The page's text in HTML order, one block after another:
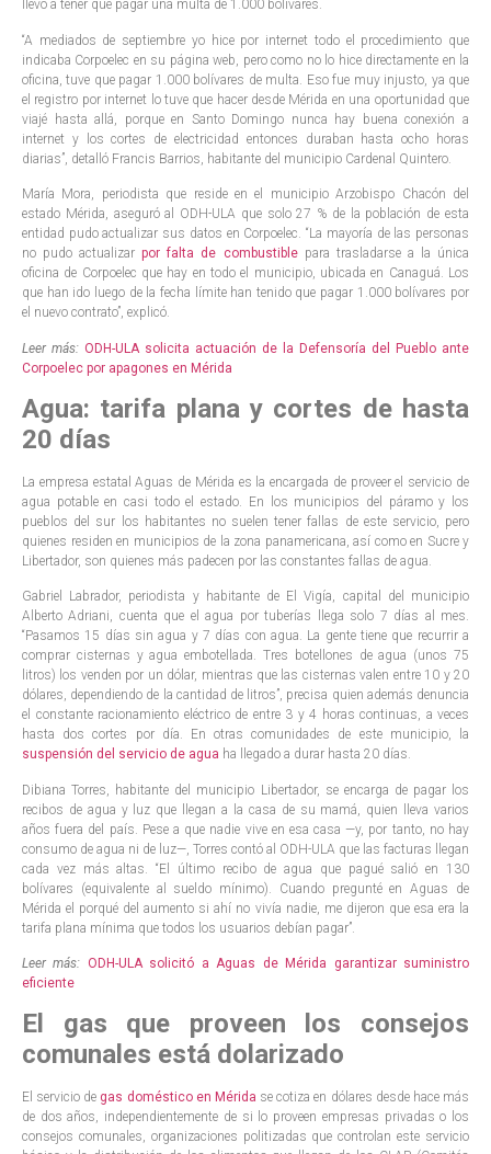
llevó a tener que pagar una multa de 1.000 bolívares.
“A mediados de septiembre yo hice por internet todo el procedimiento que
indicaba Corpoelec en su página web, pero como no lo hice directamente en la
oficina, tuve que pagar 1.000 bolívares de multa. Eso fue muy injusto, ya que
el registro por internet lo tuve que hacer desde Mérida en una oportunidad que
viajé hasta allá, porque en Santo Domingo nunca hay buena conexión a
internet y los cortes de electricidad entonces duraban hasta ocho horas
diarias”, detalló Francis Barrios, habitante del municipio Cardenal Quintero.
María Mora, periodista que reside en el municipio Arzobispo Chacón del
estado Mérida, aseguró al ODH-ULA que solo 27 % de la población de esta
entidad pudo actualizar sus datos en Corpoelec. “La mayoría de las personas
no pudo actualizarpor falta de combustiblepara trasladarse a la única
oficina de Corpoelec que hay en todo el municipio, ubicada en Canaguá. Los
que han ido luego de la fecha límite han tenido que pagar 1.000 bolívares por
el nuevo contrato”, explicó.
Leer más: ODH-ULA solicita actuación de la Defensoría del Pueblo ante
Corpoelec por apagones en Mérida
Agua: tarifa plana y cortes de hasta
20 días
La empresa estatal Aguas de Mérida es la encargada de proveer el servicio de
agua potable en casi todo el estado. En los municipios del páramo y los
pueblos del sur los habitantes no suelen tener fallas de este servicio, pero
quienes residen en municipios de la zona panamericana, así como en Sucre y
Libertador, son quienes más padecen por las constantes fallas de agua.
Gabriel Labrador, periodista y habitante de El Vigía, capital del municipio
Alberto Adriani, cuenta que el agua por tuberías llega solo 7 días al mes.
“Pasamos 15 días sin agua y 7 días con agua. La gente tiene que recurrir a
comprar cisternas y agua embotellada. Tres botellones de agua (unos 75
litros) los venden por un dólar, mientras que las cisternas valen entre 10 y 20
dólares, dependiendo de la cantidad de litros”, precisa quien además denuncia
el constante racionamiento eléctrico de entre 3 y 4 horas continuas, a veces
hasta dos cortes por día. En otras comunidades de este municipio, la
suspensión del servicio de agua ha llegado a durar hasta 20 días.
Dibiana Torres, habitante del municipio Libertador, se encarga de pagar los
recibos de agua y luz que llegan a la casa de su mamá, quien lleva varios
años fuera del país. Pese a que nadie vive en esa casa —y, por tanto, no hay
consumo de agua ni de luz—, Torres contó al ODH-ULA que las facturas llegan
cada vez más altas. “El último recibo de agua que pagué salió en 130
bolívares (equivalente al sueldo mínimo). Cuando pregunté en Aguas de
Mérida el porqué del aumento si ahí no vivía nadie, me dijeron que esa era la
tarifa plana mínima que todos los usuarios debían pagar”.
Leer más: ODH-ULA solicitó a Aguas de Mérida garantizar suministro
eficiente
El gas que proveen los consejos
comunales está dolarizado
El servicio de gas doméstico en Mérida se cotiza en dólares desde hace más
de dos años, independientemente de si lo proveen empresas privadas o los
consejos comunales, organizaciones politizadas que controlan este servicio